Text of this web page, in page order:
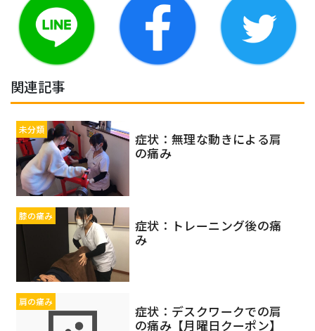
関連記事
未分類
症状：無理な動きによる肩
の痛み
膝の痛み
症状：トレーニング後の痛
み
肩の痛み
症状：デスクワークでの肩
の痛み【月曜日クーポン】